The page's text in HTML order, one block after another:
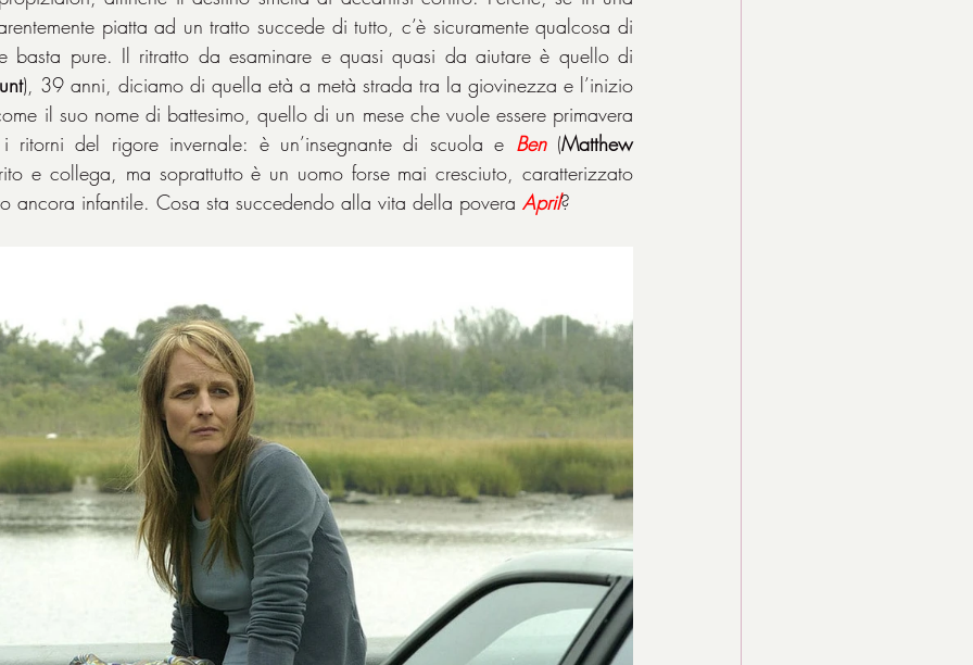
piatta ad un tratto succede di tutto, c’è sicuramente qualcosa di
), 39 anni, diciamo di quella età a metà strada tra la giovinezza e l’inizio
il suo nome di battesimo, quello di un mese che vuole essere primavera
ritorni del rigore invernale: è un’insegnante di scuola e Ben (Matthew
e collega, ma soprattutto è un uomo forse mai cresciuto, caratterizzato
ancora infantile. Cosa sta succedendo alla vita della povera April?